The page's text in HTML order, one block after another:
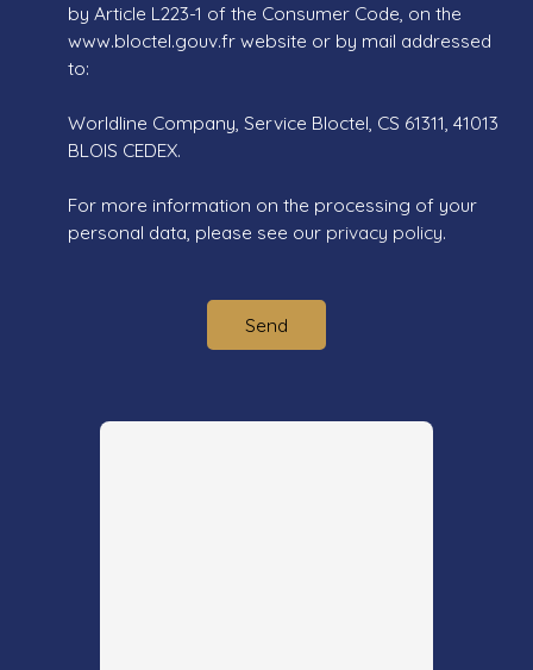
by Article L223-1 of the Consumer Code, on the
www.bloctel.gouv.fr website or by mail addressed
to:
Worldline Company, Service Bloctel, CS 61311, 41013
BLOIS CEDEX.
For more information on the processing of your
personal data, please see our privacy policy.
Send